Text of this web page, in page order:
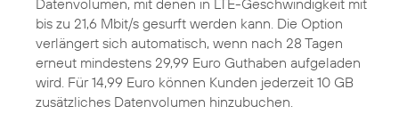
Datenvolumen, mit denen in LTE-Geschwindigkeit mit
bis zu 21,6 Mbit/s gesurft werden kann. Die Option
verlängert sich automatisch, wenn nach 28 Tagen
erneut mindestens 29,99 Euro Guthaben aufgeladen
wird. Für 14,99 Euro können Kunden jederzeit 10 GB
zusätzliches Datenvolumen hinzubuchen.